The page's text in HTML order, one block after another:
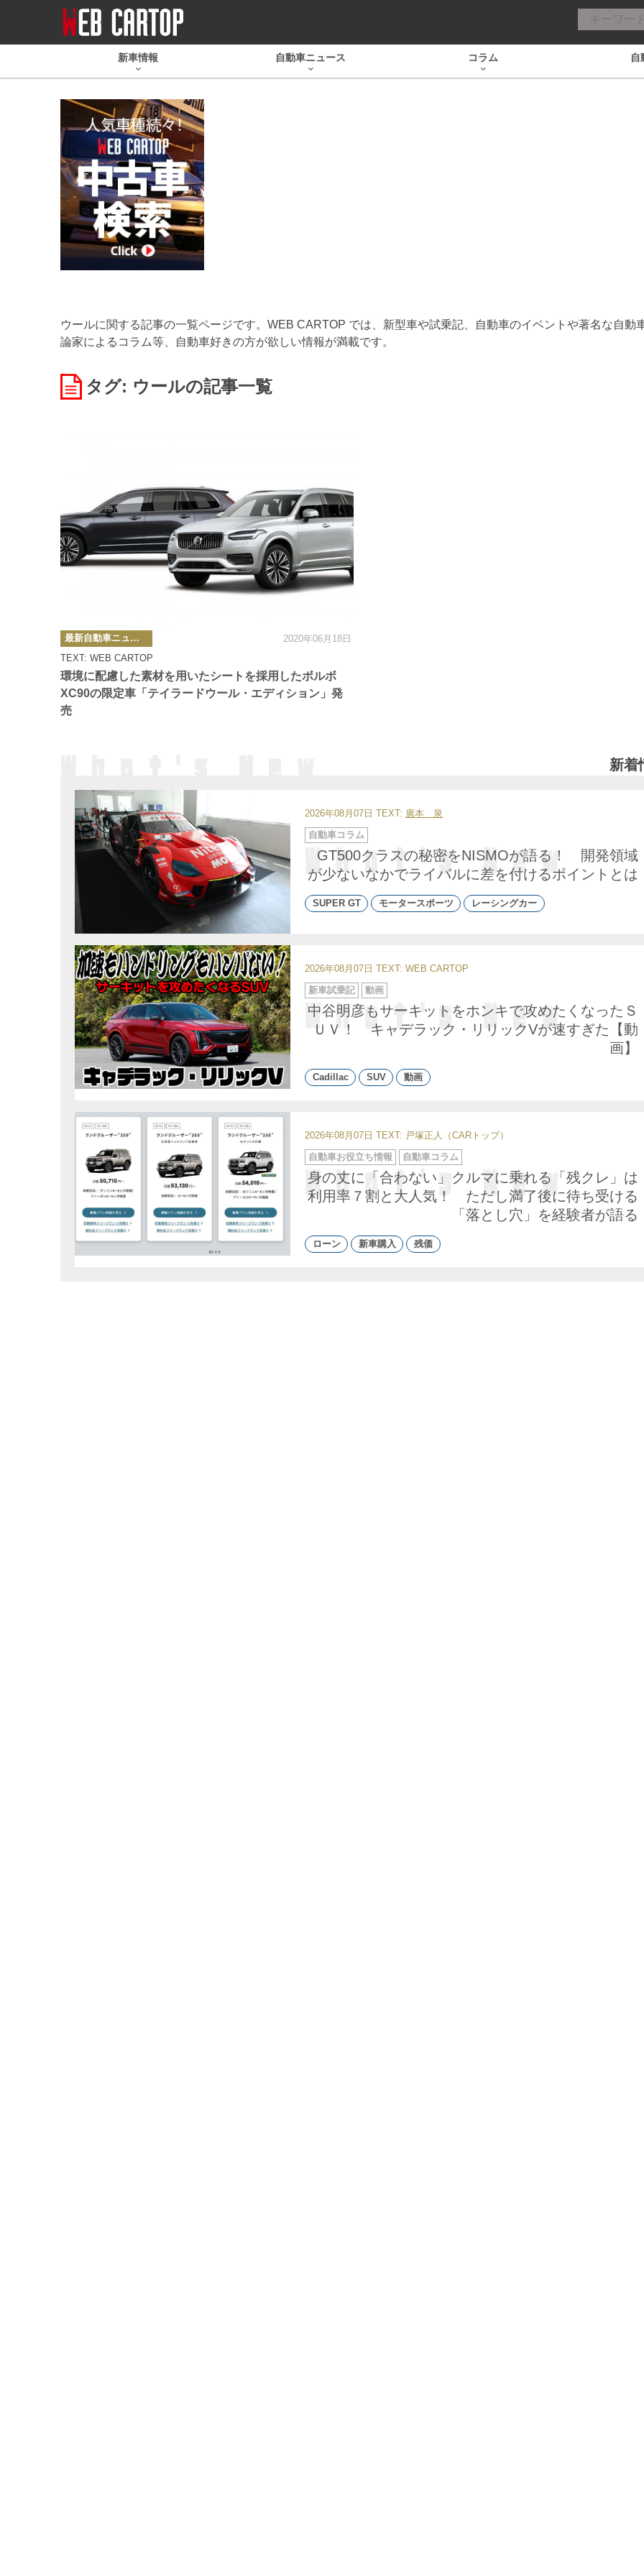
新車情報 自動車ニュース コラム 自
ウールに関する記事の一覧ページです。WEB CARTOP では、新型車や試乗記、自動車のイベントや著名な自動
論家によるコラム等、自動車好きの方が欲しい情報が満載です。
タグ: ウールの記事一覧
環境に配慮した素材を用いたシートを採用したボルボ
XC90の限定車「テイラードウール・エディション」発
売
TEXT: WEB CARTOP
カ
テ
ゴ
リ
ー
最新自動車ニュース 2020年06月18日
新着
2026年08月07日 TEXT: 廣本 泉
GT500クラスの秘密をNISMOが語る！ 開発領域
が少ないなかでライバルに差を付けるポイントとは
カ
テ
自動車コラム
SUPER GT モータースポーツ レーシングカー
2026年08月07日 TEXT: WEB CARTOP
中谷明彦もサーキットをホンキで攻めたくなったＳ
ＵＶ！ キャデラック・リリックVが速すぎた【動
画】
カ
テ
ゴ
リ
ー
新車試乗記 動画
Cadillac SUV 動画
2026年08月07日 TEXT: 戸塚正人（CARトップ）
身の丈に「合わない」クルマに乗れる「残クレ」は
利用率７割と大人気！ ただし満了後に待ち受ける
「落とし穴」を経験者が語る
カ
テ
ゴ
リ
ー
自動車お役立ち情報 自動車コラム
ローン 新車購入 残価